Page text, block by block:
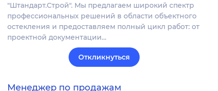
"Штандарт.Строй". Мы предлагаем широкий спектр
профессиональных решений в области объектного
остекления и предоставляем полный цикл работ: от
проектной документации…
Откликнуться
Менеджер по продажам